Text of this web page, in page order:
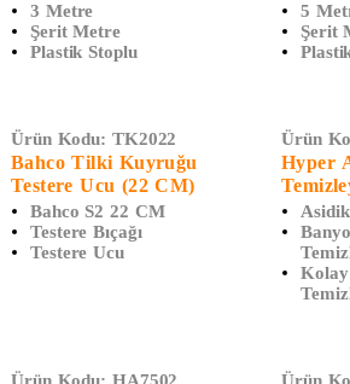
3 Metre
Şerit Metre
Plastik Stoplu
5
Şerit
Ürün Kodu: TK2022
Bahco Tilki Kuyruğu
Testere Ucu (22 CM)
Bahco S2 22 CM
Testere Bıçağı
Testere Ucu
Ürün
Hyper